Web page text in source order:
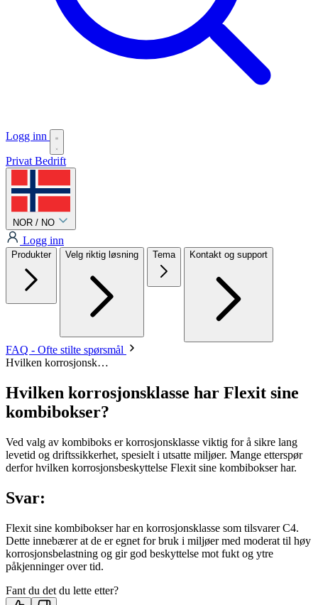
Logg inn
Privat Bedrift
NOR / NO
Logg inn
Produkter Velg riktig løsning Tema Kontakt og support
FAQ - Ofte stilte spørsmål
Hvilken korrosjonsk…
Hvilken korrosjonsklasse har Flexit sine
kombibokser?
Ved valg av kombiboks er korrosjonsklasse viktig for å sikre lang
levetid og driftssikkerhet, spesielt i utsatte miljøer. Mange etterspør
derfor hvilken korrosjonsbeskyttelse Flexit sine kombibokser har.
Svar:
Flexit sine kombibokser har en korrosjonsklasse som tilsvarer C4.
Dette innebærer at de er egnet for bruk i miljøer med moderat til høy
korrosjonsbelastning og gir god beskyttelse mot fukt og ytre
påkjenninger over tid.
Fant du det du lette etter?